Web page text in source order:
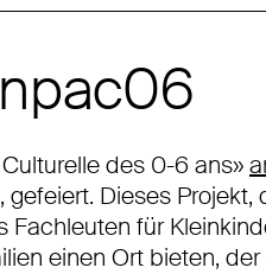
des 0-6 ans»
Dieses Projekt,
für
einen Ort bieten,